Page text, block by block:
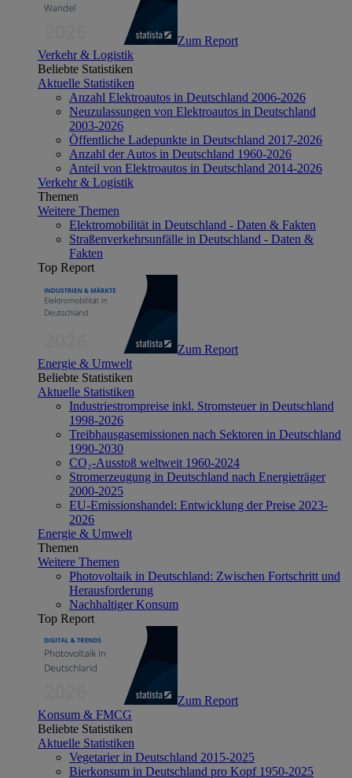
Zum Report
Verkehr & Logistik
Beliebte Statistiken
Aktuelle Statistiken
Anzahl Elektroautos in Deutschland 2006-2026
Neuzulassungen von Elektroautos in Deutschland
2003-2026
Öffentliche Ladepunkte in Deutschland 2017-2026
Anzahl der Autos in Deutschland 1960-2026
Anteil von Elektroautos in Deutschland 2014-2026
Verkehr & Logistik
Themen
Weitere Themen
Elektromobilität in Deutschland - Daten & Fakten
Straßenverkehrsunfälle in Deutschland - Daten &
Fakten
Top Report
Zum Report
Energie & Umwelt
Beliebte Statistiken
Aktuelle Statistiken
Industriestrompreise inkl. Stromsteuer in Deutschland
1998-2026
Treibhausgasemissionen nach Sektoren in Deutschland
1990-2030
CO₂-Ausstoß weltweit 1960-2024
Stromerzeugung in Deutschland nach Energieträger
2000-2025
EU-Emissionshandel: Entwicklung der Preise 2023-
2026
Energie & Umwelt
Themen
Weitere Themen
Photovoltaik in Deutschland: Zwischen Fortschritt und
Herausforderung
Nachhaltiger Konsum
Top Report
Zum Report
Konsum & FMCG
Beliebte Statistiken
Aktuelle Statistiken
Vegetarier in Deutschland 2015-2025
Bierkonsum in Deutschland pro Kopf 1950-2025